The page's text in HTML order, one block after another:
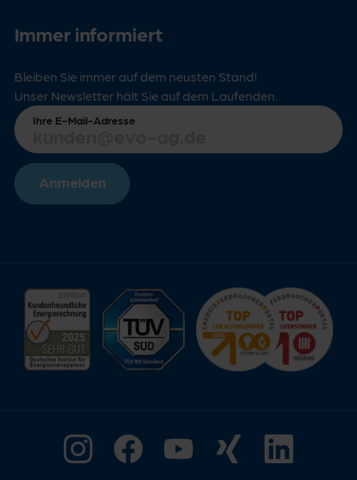
Immer informiert
Bleiben Sie immer auf dem neusten Stand!
Unser Newsletter hält Sie auf dem Laufenden.
Ihre E-Mail-Adresse
Anmelden